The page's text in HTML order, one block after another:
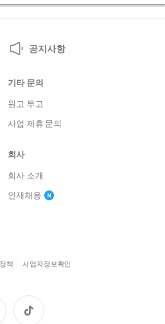
공지사항
기타 문의
원고 투고
사업 제휴 문의
회사
회사 소개
인재채용
책 사업자정보확인
틱